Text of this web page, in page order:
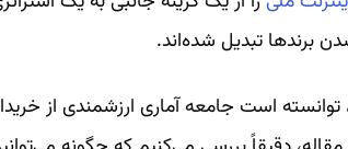
برندها تبدیل شده‌اند.
است جامعه آماری ارزشمندی از